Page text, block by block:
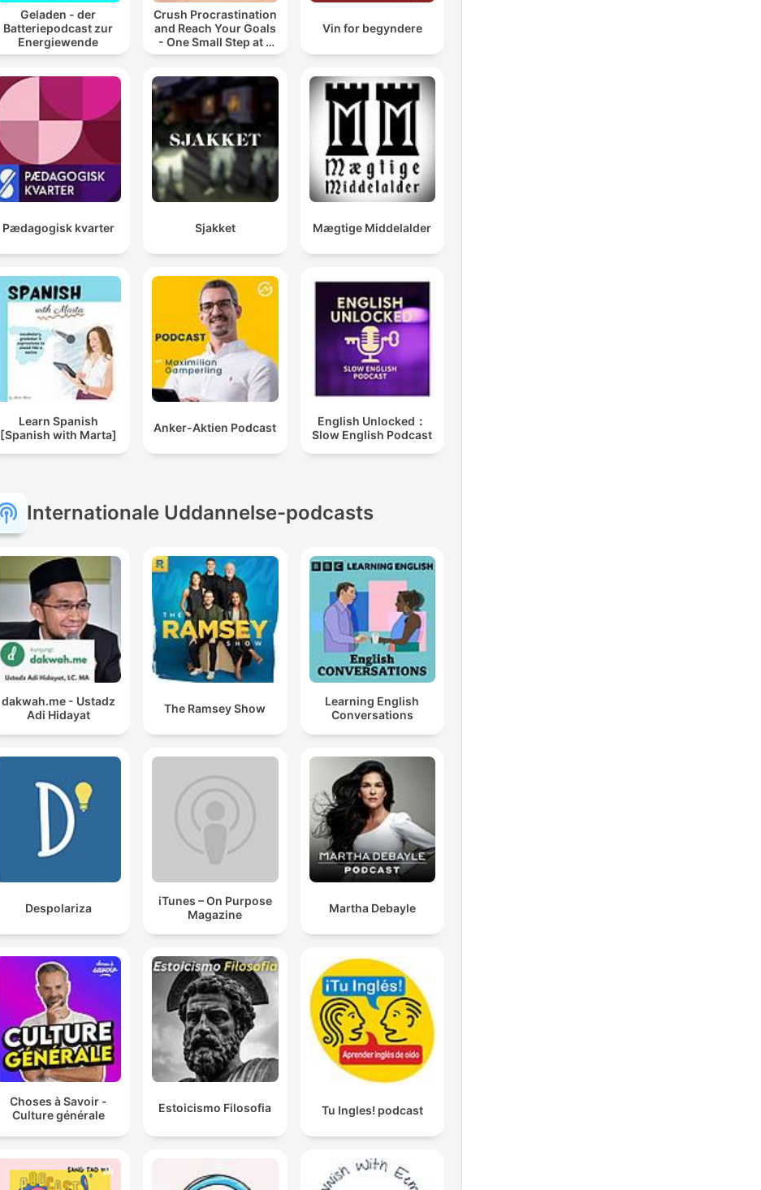
Geladen - der
Batteriepodcast zur
Energiewende
Crush Procrastination
and Reach Your Goals
- One Small Step at a
Time
Vin for begyndere
Pædagogisk kvarter Sjakket Mægtige Middelalder
Learn Spanish
[Spanish with Marta]
Anker-Aktien Podcast
English Unlocked：
Slow English Podcast
Internationale Uddannelse-podcasts
dakwah.me - Ustadz
Adi Hidayat
The Ramsey Show
Learning English
Conversations
Despolariza
iTunes – On Purpose
Magazine
Martha Debayle
Choses à Savoir -
Culture générale
Estoicismo Filosofia Tu Ingles! podcast